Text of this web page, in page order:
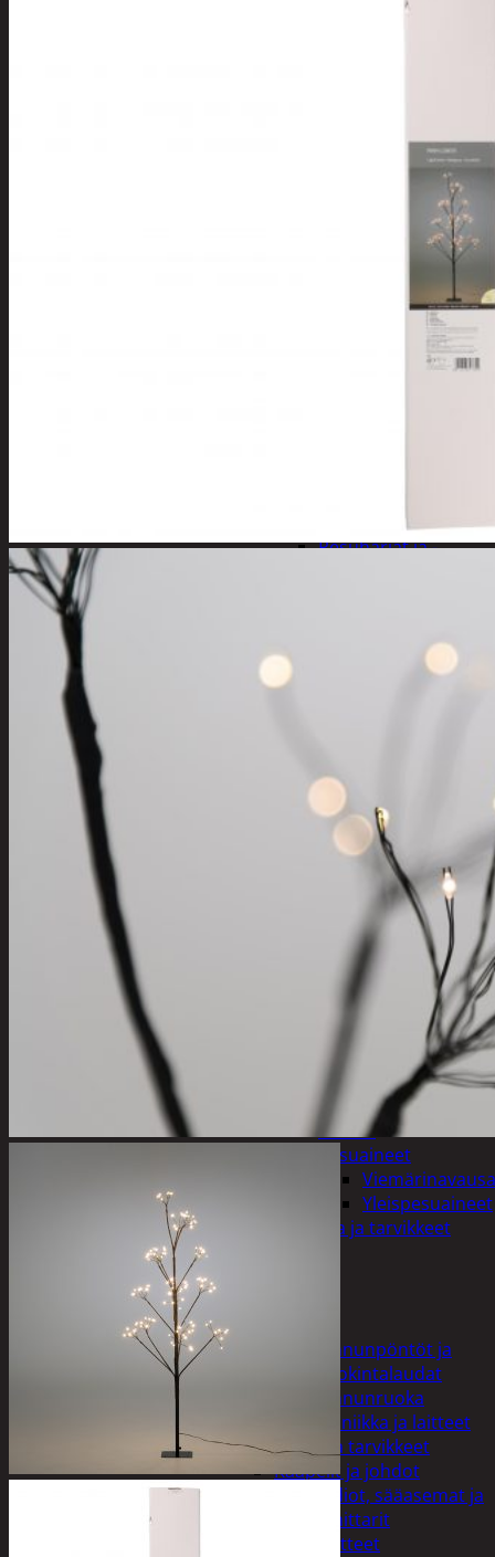
Hiusharjat ja
Hiuspinnit ja
Hiusten ja
Hammashygienia
Pesuharjat ja -
Hoitoaineet
Muu kauneuden ja
terveydenhoito
Kuivaus
Pesuaineet
Pesupussit
Liinat ja sienet
Mopit, harjat ja
varret
Muut
siivoustarvikkeet
Roskapussit ja -
astiat
Sankot
Pesuaineet
Yleispesuaineet
Eläintenruoka ja tarvikkeet
Linnunpöntöt ja
ruokintalaudat
Linnunruoka
Kodin elektroniikka ja laitteet
Imurit ja tarvikkeet
Kaapelit ja johdot
Kelloradiot, sääasemat ja
lämpömittarit
Oheislaitteet